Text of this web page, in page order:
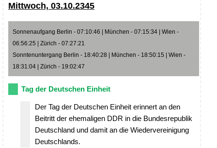
Mittwoch, 03.10.2345
Sonnenaufgang Berlin - 07:10:46 | München - 07:15:34 | Wien -
06:56:25 | Zürich - 07:27:21
Sonntenuntergang Berlin - 18:40:28 | München - 18:50:15 | Wien -
18:31:04 | Zürich - 19:02:47
Tag der Deutschen Einheit
Der Tag der Deutschen Einheit erinnert an den
Beitritt der ehemaligen DDR in die Bundesrepublik
Deutschland und damit an die Wiedervereinigung
Deutschlands.